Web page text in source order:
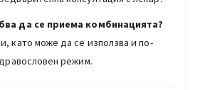
да се приема комбинацията?
като може да се използва и по-
режим.